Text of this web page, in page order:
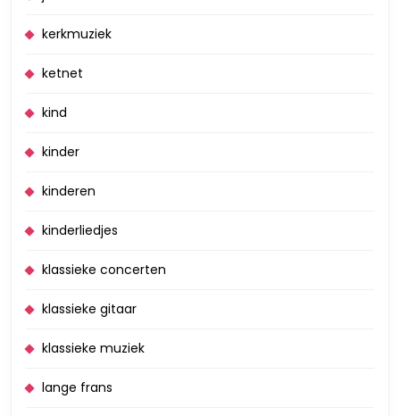
kerkmuziek
ketnet
kind
kinder
kinderen
kinderliedjes
klassieke concerten
klassieke gitaar
klassieke muziek
lange frans